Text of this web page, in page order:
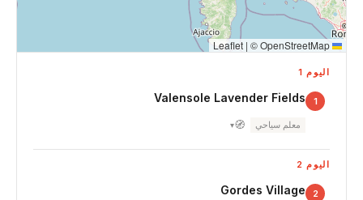
| ©OpenStreetMap
اليوم 1
1
Valensole Lavender Fields
معلم سياحي 🧭
▾
اليوم 2
2
Gordes Village